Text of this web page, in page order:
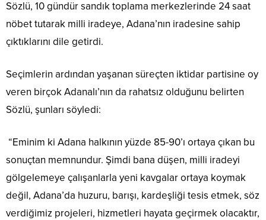
Sözlü, 10 gündür sandık toplama merkezlerinde 24 saat
nöbet tutarak milli iradeye, Adana’nın iradesine sahip
çıktıklarını dile getirdi.
Seçimlerin ardından yaşanan süreçten iktidar partisine oy
veren birçok Adanalı’nın da rahatsız olduğunu belirten
Sözlü, şunları söyledi:
“Eminim ki Adana halkının yüzde 85-90’ı ortaya çıkan bu
sonuçtan memnundur. Şimdi bana düşen, milli iradeyi
gölgelemeye çalışanlarla yeni kavgalar ortaya koymak
değil, Adana’da huzuru, barışı, kardeşliği tesis etmek, söz
verdiğimiz projeleri, hizmetleri hayata geçirmek olacaktır,